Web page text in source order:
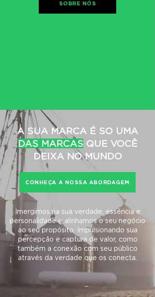
SOBRE NÓS
A SUA MARCA É SO UMA
DAS MARCASQUE VOCÊ
DEIXA NO MUNDO
CONHEÇA A NOSSA ABORDAGEM
Imergimos na sua verdade, essência e
personalidade e alinhamos o seu negócio
ao seu propósito. Impulsionando sua
percepção e captura de valor, como
também a conexão com seu público
através da verdade que os conecta.